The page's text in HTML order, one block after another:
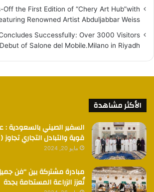
Off the First Edition of “Chery Art Hub”with
Renowned Artist Abduljabbar Weiss
Successfully: Over 3000 Visitors
of Salone del Mobile.Milano in Riyadh
الأكثر مشاهدة
السفير الصيني بالسعودية :
قوية والتبادل التجاري تجاوز ( 100 ) مليار دولار
مايو 20, 2024
مبادرة مشتركة بين “فن
تُعزز الزراعة المستدامة بجدة